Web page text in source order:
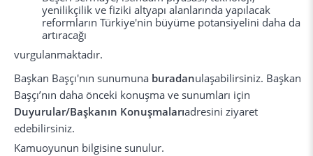
yenilikçilik ve fiziki altyapı alanlarında yapılacak
reformların Türkiye'nin büyüme potansiyelini daha da
artıracağı
vurgulanmaktadır.
Başkan Başçı'nın sunumuna buradanulaşabilirsiniz. Başkan
Başçı’nın daha önceki konuşma ve sunumları için
Duyurular/Başkanın Konuşmalarıadresini ziyaret
edebilirsiniz.
Kamuoyunun bilgisine sunulur.